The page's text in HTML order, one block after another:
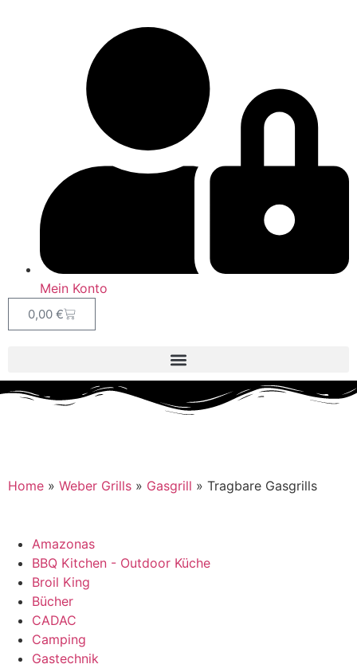
Mein Konto
0,00 €
Home » Weber Grills » Gasgrill » Tragbare Gasgrills
Amazonas
BBQ Kitchen - Outdoor Küche
Broil King
Bücher
CADAC
Camping
Gastechnik